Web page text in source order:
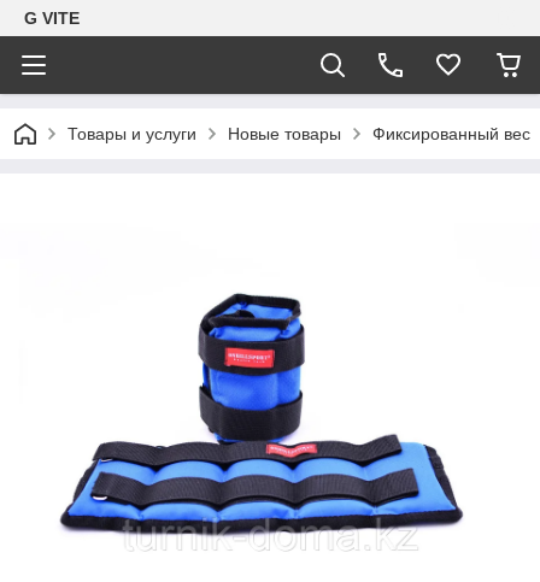
G VITE
Товары и услуги Новые товары Фиксированный вес